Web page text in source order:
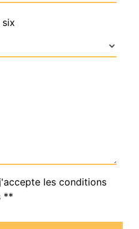
les conditions
**